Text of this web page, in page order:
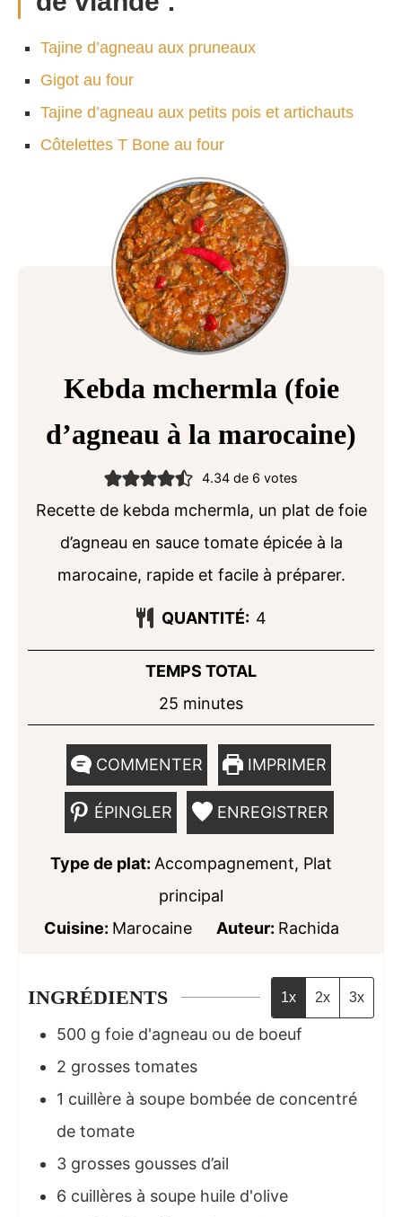
Tajine d’agneau aux pruneaux
Gigot au four
Tajine d’agneau aux petits pois et artichauts
Côtelettes T Bone au four
Kebda mchermla (foie
d’agneau à la marocaine)
4.34de 6 votes
Recette de kebda mchermla, un plat de foie
d’agneau en sauce tomate épicée à la
marocaine, rapide et facile à préparer.
QUANTITÉ: 4
TEMPS TOTAL
25 minutes
minutes
COMMENTER IMPRIMER
ÉPINGLER ENREGISTRER
Type de plat: Accompagnement, Plat
principal
Cuisine: Marocaine Auteur: Rachida
INGRÉDIENTS 1x 2x 3x
500 g foie d'agneau ou de boeuf
2 grosses tomates
1 cuillère à soupe bombée de concentré
de tomate
3 grosses gousses d’ail
6 cuillères à soupe huile d'olive